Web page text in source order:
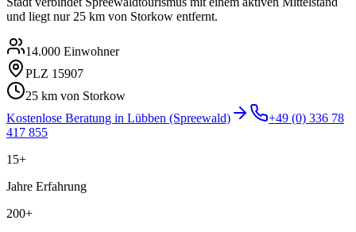
und liegt nur 25 km von Storkow entfernt.
14.000 Einwohner
PLZ 15907
25 km von Storkow
Kostenlose Beratung in Lübben (Spreewald)
+49 (0) 336 78
417 855
15+
Jahre Erfahrung
200+